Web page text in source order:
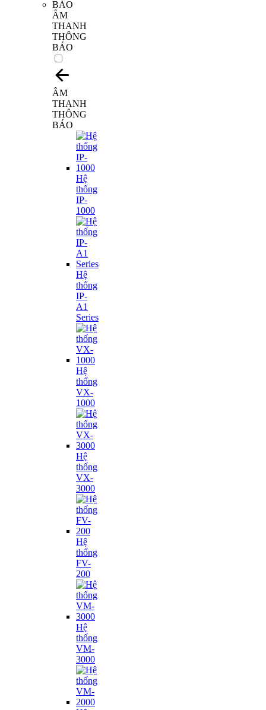
ÂM
THANH
THÔNG
BÁO
ÂM
THANH
THÔNG
BÁO
Hệ
thống
IP-
1000
Hệ
thống
IP-
A1
Series
Hệ
thống
VX-
1000
Hệ
thống
VX-
3000
Hệ
thống
FV-
200
Hệ
thống
VM-
3000